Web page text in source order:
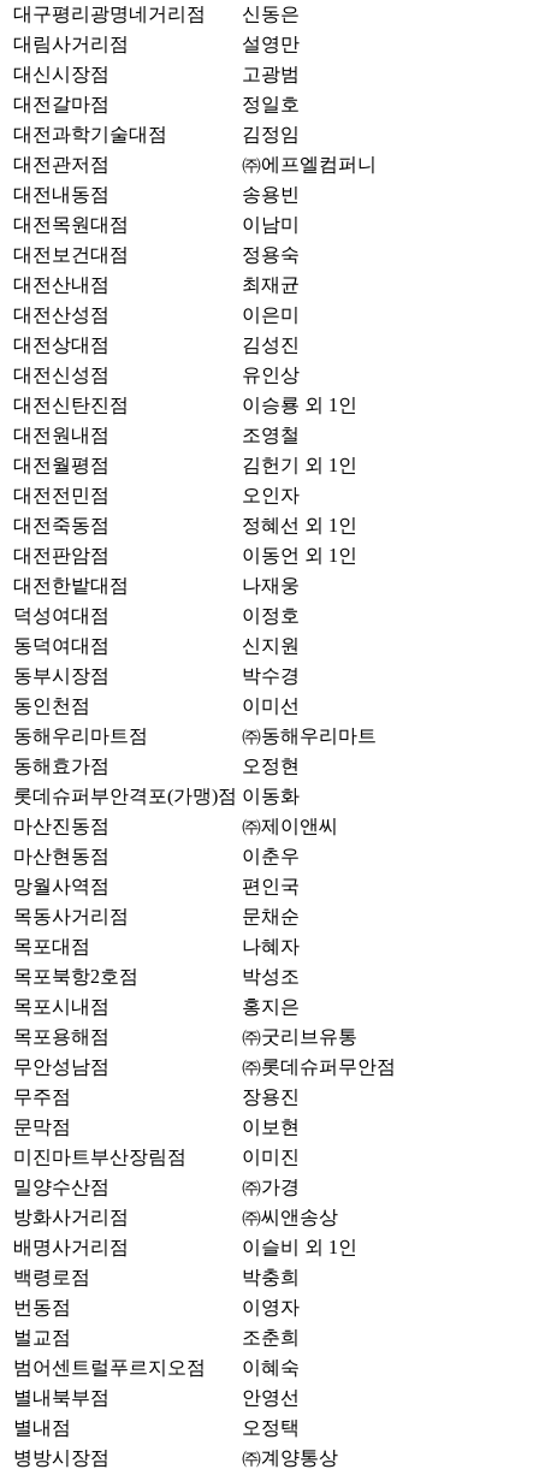
대구평리광명네거리점
신동은
대림사거리점
설영만
대신시장점
고광범
대전갈마점
정일호
대전과학기술대점
김정임
대전관저점
㈜에프엘컴퍼니
대전내동점
송용빈
대전목원대점
이남미
대전보건대점
정용숙
대전산내점
최재균
대전산성점
이은미
대전상대점
김성진
대전신성점
유인상
대전신탄진점
이승룡 외 1인
대전원내점
조영철
대전월평점
김헌기 외 1인
대전전민점
오인자
대전죽동점
정혜선 외 1인
대전판암점
이동언 외 1인
대전한밭대점
나재웅
덕성여대점
이정호
동덕여대점
신지원
동부시장점
박수경
동인천점
이미선
동해우리마트점
㈜동해우리마트
동해효가점
오정현
롯데슈퍼부안격포(가맹)점 이동화
마산진동점
㈜제이앤씨
마산현동점
이춘우
망월사역점
편인국
목동사거리점
문채순
목포대점
나혜자
목포북항2호점
박성조
목포시내점
홍지은
목포용해점
㈜굿리브유통
무안성남점
㈜롯데슈퍼무안점
무주점
장용진
문막점
이보현
미진마트부산장림점
이미진
밀양수산점
㈜가경
방화사거리점
㈜씨앤송상
배명사거리점
이슬비 외 1인
백령로점
박충희
번동점
이영자
벌교점
조춘희
범어센트럴푸르지오점
이혜숙
별내북부점
안영선
별내점
오정택
병방시장점
㈜계양통상